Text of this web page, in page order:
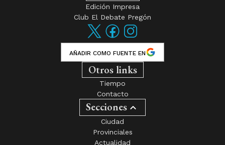
Edición Impresa
Club El Debate Pregón
AÑADIR COMO FUENTE EN
Otros links
Tiempo
Contacto
Secciones
Ciudad
Provinciales
Actualidad